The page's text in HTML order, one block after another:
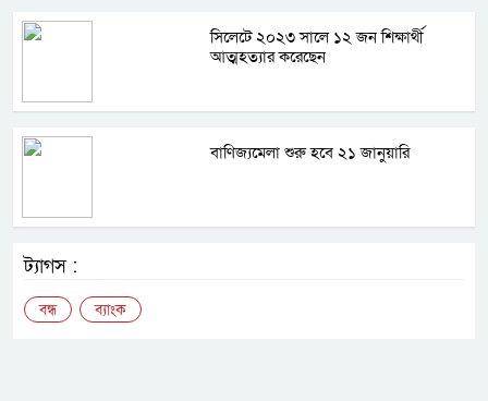
সিলেটে ২০২৩ সালে ১২ জন শিক্ষার্থী
আত্মহত্যার করেছেন
বাণিজ্যমেলা শুরু হবে ২১ জানুয়ারি
ট্যাগস :
বন্ধ ব্যাংক